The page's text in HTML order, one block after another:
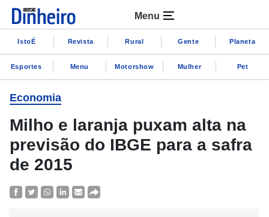
Menu
IstoÉ Revista Rural Gente Planeta
Esportes Menu Motorshow Mulher Pet
Economia
Milho e laranja puxam alta na
previsão do IBGE para a safra
de 2015